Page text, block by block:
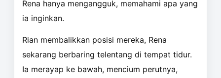
Rena hanya mengangguk, memahami apa yang
ia inginkan.
Rian membalikkan posisi mereka, Rena
sekarang berbaring telentang di tempat tidur.
Ia merayap ke bawah, mencium perutnya,